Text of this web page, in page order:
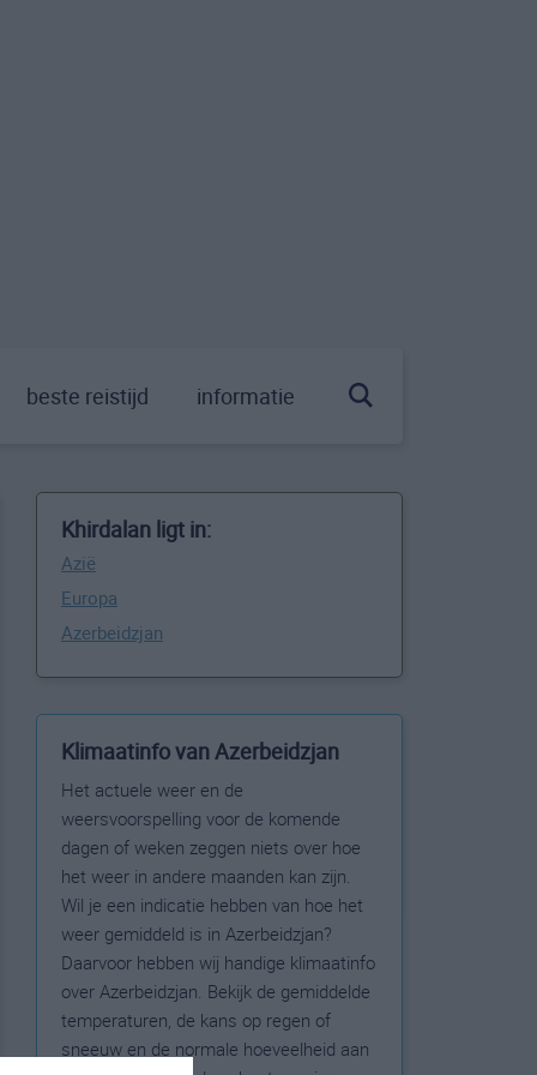
beste reistijd informatie
Khirdalan ligt in:
Azië
Europa
Azerbeidzjan
Klimaatinfo van Azerbeidzjan
Het actuele weer en de
weersvoorspelling voor de komende
dagen of weken zeggen niets over hoe
het weer in andere maanden kan zijn.
Wil je een indicatie hebben van hoe het
weer gemiddeld is in Azerbeidzjan?
Daarvoor hebben wij handige klimaatinfo
over Azerbeidzjan. Bekijk de gemiddelde
temperaturen, de kans op regen of
sneeuw en de normale hoeveelheid aan